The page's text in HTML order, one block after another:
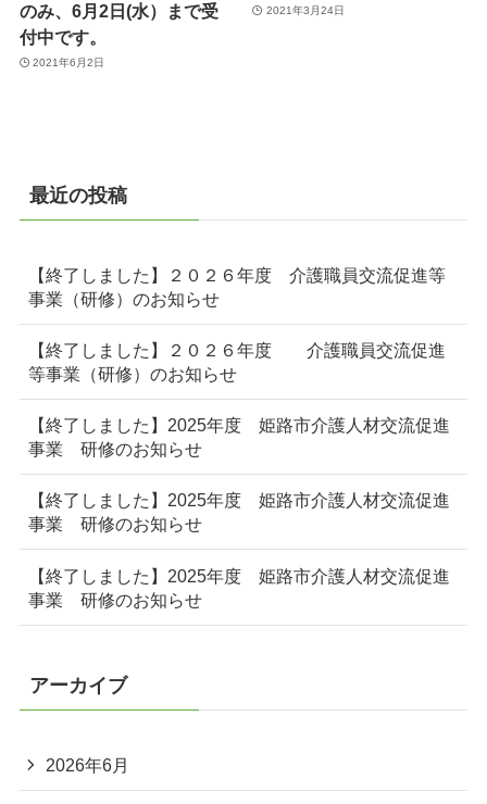
のみ、6月2日(水）まで受
付中です。
2021年6月2日
2021年3月24日
最近の投稿
【終了しました】２０２６年度 介護職員交流促進等
事業（研修）のお知らせ
【終了しました】２０２６年度 介護職員交流促進
等事業（研修）のお知らせ
【終了しました】2025年度 姫路市介護人材交流促進
事業 研修のお知らせ
【終了しました】2025年度 姫路市介護人材交流促進
事業 研修のお知らせ
【終了しました】2025年度 姫路市介護人材交流促進
事業 研修のお知らせ
アーカイブ
2026年6月